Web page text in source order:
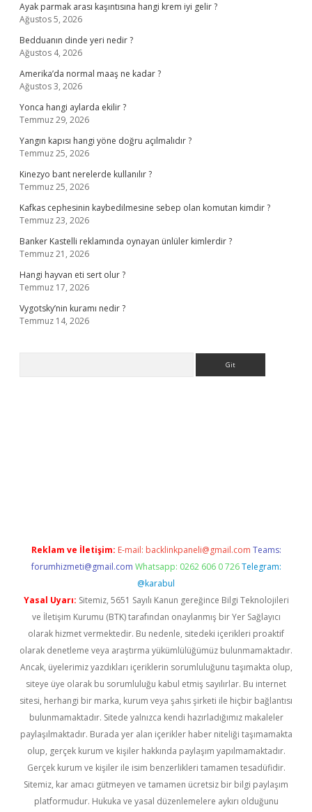
Ayak parmak arası kaşıntısına hangi krem iyi gelir ?
Ağustos 5, 2026
Bedduanın dinde yeri nedir ?
Ağustos 4, 2026
Amerika’da normal maaş ne kadar ?
Ağustos 3, 2026
Yonca hangi aylarda ekilir ?
Temmuz 29, 2026
Yangın kapısı hangi yöne doğru açılmalıdır ?
Temmuz 25, 2026
Kinezyo bant nerelerde kullanılır ?
Temmuz 25, 2026
Kafkas cephesinin kaybedilmesine sebep olan komutan kimdir ?
Temmuz 23, 2026
Banker Kastelli reklamında oynayan ünlüler kimlerdir ?
Temmuz 21, 2026
Hangi hayvan eti sert olur ?
Temmuz 17, 2026
Vygotsky’nin kuramı nedir ?
Temmuz 14, 2026
Reklam ve İletişim: E-mail: backlinkpaneli@gmail.com Teams:
forumhizmeti@gmail.com Whatsapp: 0262 606 0 726 Telegram:
@karabul
Yasal Uyarı: Sitemiz, 5651 Sayılı Kanun gereğince Bilgi Teknolojileri
ve İletişim Kurumu (BTK) tarafından onaylanmış bir Yer Sağlayıcı
olarak hizmet vermektedir. Bu nedenle, sitedeki içerikleri proaktif
olarak denetleme veya araştırma yükümlülüğümüz bulunmamaktadır.
Ancak, üyelerimiz yazdıkları içeriklerin sorumluluğunu taşımakta olup,
siteye üye olarak bu sorumluluğu kabul etmiş sayılırlar. Bu internet
sitesi, herhangi bir marka, kurum veya şahıs şirketi ile hiçbir bağlantısı
bulunmamaktadır. Sitede yalnızca kendi hazırladığımız makaleler
paylaşılmaktadır. Burada yer alan içerikler haber niteliği taşımamakta
olup, gerçek kurum ve kişiler hakkında paylaşım yapılmamaktadır.
Gerçek kurum ve kişiler ile isim benzerlikleri tamamen tesadüfidir.
Sitemiz, kar amacı gütmeyen ve tamamen ücretsiz bir bilgi paylaşım
platformudur. Hukuka ve yasal düzenlemelere aykırı olduğunu